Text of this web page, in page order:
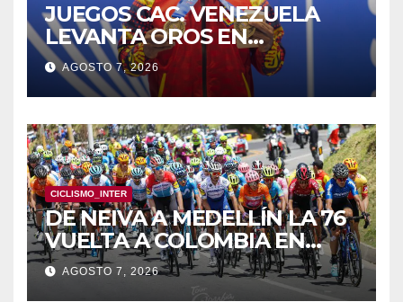
JUEGOS CAC. VENEZUELA
LEVANTA OROS EN
HALTEROFILIA Y TIRO
AGOSTO 7, 2026
CICLISMO_INTER
DE NEIVA A MEDELLÍN LA 76
VUELTA A COLOMBIA EN
BICICLETA
AGOSTO 7, 2026